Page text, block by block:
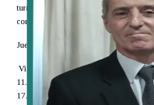
turnos y bajo las condiciones que se
continuación:
Jueves 14 marzo: Tarde: 15.30 / 16.00 /
Viernes 15 marzo: Mañana: 10.00 /
11.30 / 12.00 / 12.30 Tarde: 15.30 /
17.00 / 17.30 / 18.00 / 18.30